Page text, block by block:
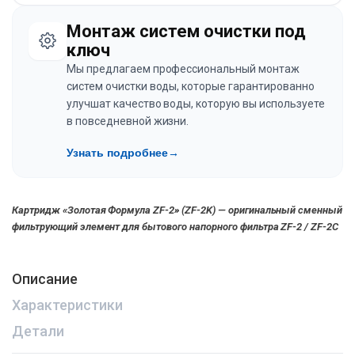
Монтаж систем очистки под
ключ
Мы предлагаем профессиональный монтаж
систем очистки воды, которые гарантированно
улучшат качество воды, которую вы используете
в повседневной жизни.
Узнать подробнее→
Картридж «Золотая Формула ZF-2» (ZF-2K) — оригинальный сменный
фильтрующий элемент для бытового напорного фильтра ZF-2 / ZF-2C
Описание
Характеристики
Детали